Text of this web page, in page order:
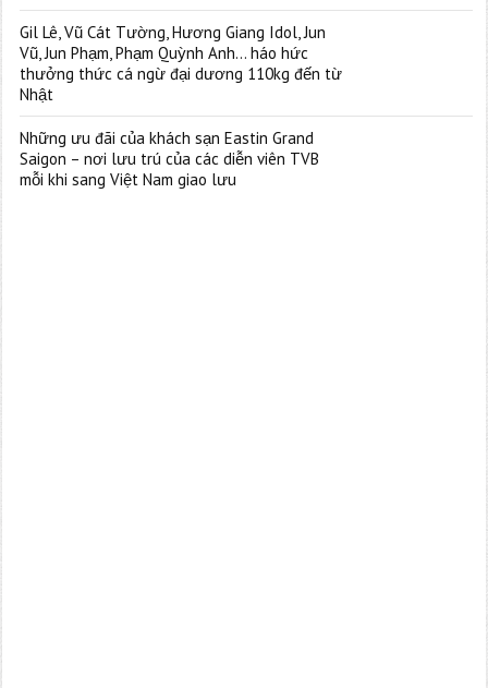
Gil Lê, Vũ Cát Tường, Hương Giang Idol, Jun
Vũ, Jun Phạm, Phạm Quỳnh Anh… háo hức
thưởng thức cá ngừ đại dương 110kg đến từ
Nhật
Những ưu đãi của khách sạn Eastin Grand
Saigon – nơi lưu trú của các diễn viên TVB
mỗi khi sang Việt Nam giao lưu